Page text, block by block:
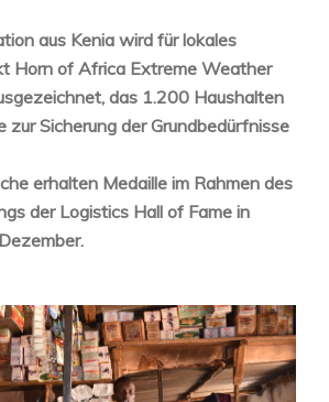
aus Kenia wird für lokales
Horn of Africa Extreme Weather
das 1.200 Haushalten
zur Sicherung der Grundbedürfnisse
erhalten Medaille im Rahmen des
der Logistics Hall of Fame in